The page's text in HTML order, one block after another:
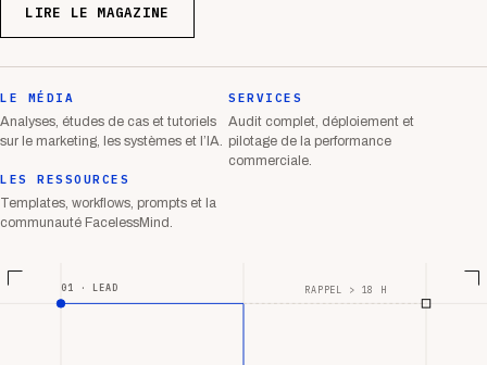
LIRE LE MAGAZINE
LE MÉDIA
Analyses, études de cas et tutoriels
sur le marketing, les systèmes et l’IA.
SERVICES
Audit complet, déploiement et
pilotage de la performance
commerciale.
LES RESSOURCES
Templates, workflows, prompts et la
communauté FacelessMind.
01 · LEAD RAPPEL > 18 H